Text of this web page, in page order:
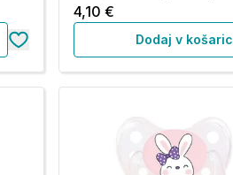
4,10 €
Dodaj v